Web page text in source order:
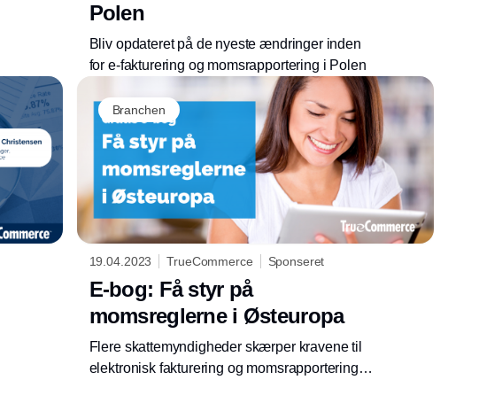
Polen
Bliv opdateret på de nyeste ændringer inden
for e-fakturering og momsrapportering i Polen
Branchen
19.04.2023 TrueCommerce Sponseret
E-bog: Få styr på
momsreglerne i Østeuropa
Flere skattemyndigheder skærper kravene til
elektronisk fakturering og momsrapportering. I